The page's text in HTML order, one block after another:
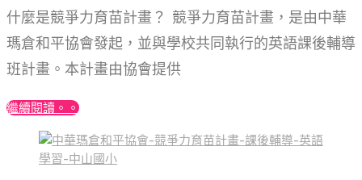
什麼是競爭力育苗計畫？ 競爭力育苗計畫，是由中華
瑪倉和平協會發起，並與學校共同執行的英語課後輔導
班計畫。本計畫由協會提供
繼續閱讀。。